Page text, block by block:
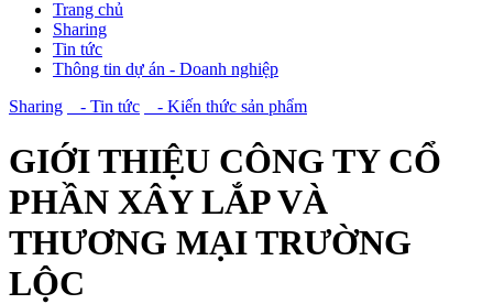
Trang chủ
Sharing
Tin tức
Thông tin dự án - Doanh nghiệp
Sharing
- Tin tức - Kiến thức sản phẩm
GIỚI THIỆU CÔNG TY CỔ
PHẦN XÂY LẮP VÀ
THƯƠNG MẠI TRƯỜNG
LỘC